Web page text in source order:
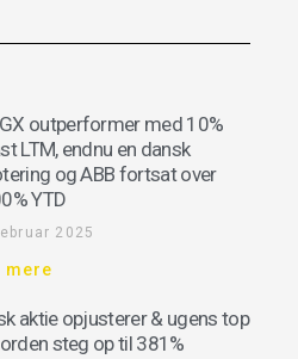
outperformer med 10%
LTM, endnu en dansk
og ABB fortsat over
YTD
2025
mere
aktie opjusterer & ugens top
steg op til 381%